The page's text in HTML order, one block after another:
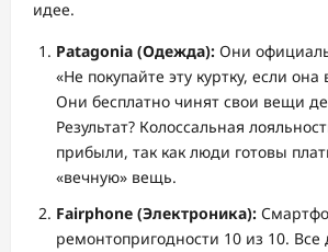
идее.
Patagonia (Одежда): Они
«Не покупайте эту куртку, если
Они бесплатно чинят свои вещи
Результат? Колоссальная
прибыли, так как люди готовы
«вечную» вещь.
Fairphone (Электроника):
ремонтопригодности 10 из 10.